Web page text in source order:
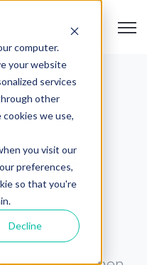
computer.
your website
services
other
we use,
you visit our
preferences,
so that you're
Decline
einen